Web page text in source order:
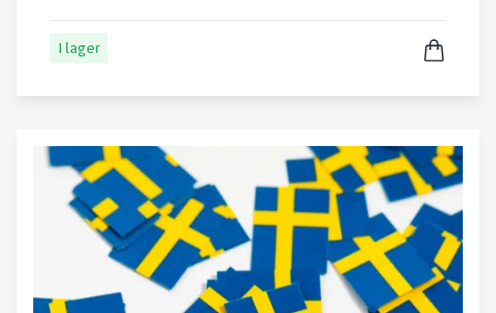
I lager